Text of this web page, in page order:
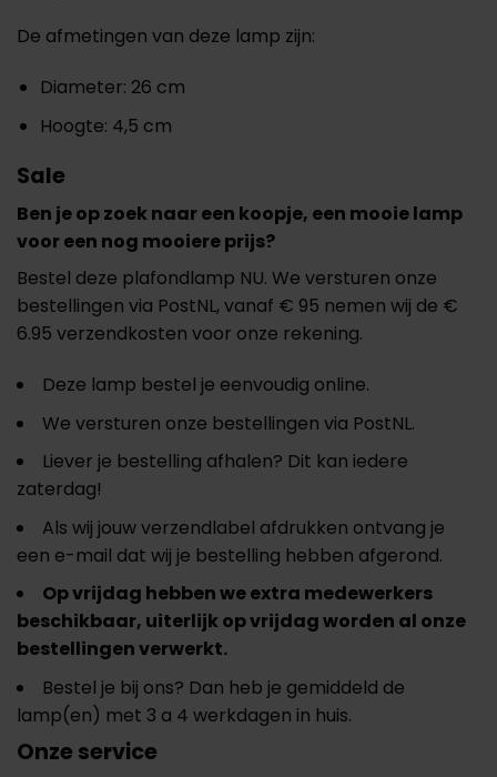
De afmetingen van deze lamp zijn:
Diameter: 26 cm
Hoogte: 4,5 cm
Sale
Ben je op zoek naar een koopje, een mooie lamp
voor een nog mooiere prijs?
Bestel deze plafondlamp NU. We versturen onze
bestellingen via PostNL, vanaf € 95 nemen wij de €
6.95 verzendkosten voor onze rekening.
Deze lamp bestel je eenvoudig online.
We versturen onze bestellingen via PostNL.
Liever je bestelling afhalen? Dit kan iedere
zaterdag!
Als wij jouw verzendlabel afdrukken ontvang je
een e-mail dat wij je bestelling hebben afgerond.
Op vrijdag hebben we extra medewerkers
beschikbaar, uiterlijk op vrijdag worden al onze
bestellingen verwerkt.
Bestel je bij ons? Dan heb je gemiddeld de
lamp(en) met 3 a 4 werkdagen in huis.
Onze service